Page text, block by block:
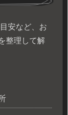
安など、お
整理して解